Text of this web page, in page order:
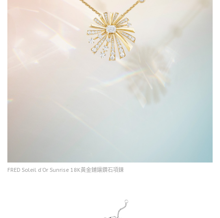
FRED Soleil d’Or Sunrise 18K黃金鋪鑲鑽石項鍊